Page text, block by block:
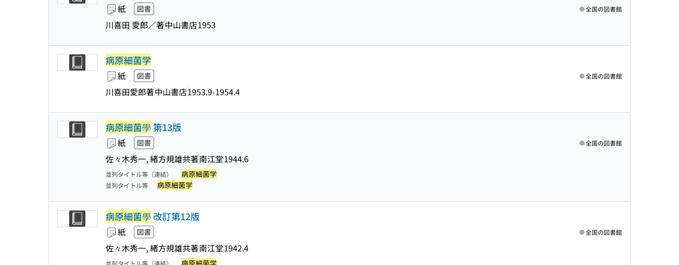
紙 図書
川喜田 愛郎／著中山書店1953
全国の図書館
病原細菌学
紙 図書
川喜田愛郎著中山書店1953.9-1954.4
全国の図書館
病原細菌學第13版
紙 図書
佐々木秀一, 緒方規雄共著南江堂1944.6
全国の図書館
並列タイトル等（連結） 病原細菌学
並列タイトル等 病原細菌学
病原細菌學 改訂第12版
紙 図書
佐々木秀一, 緒方規雄共著南江堂1942.4
全国の図書館
並列タイトル等（連結） 病原細菌学